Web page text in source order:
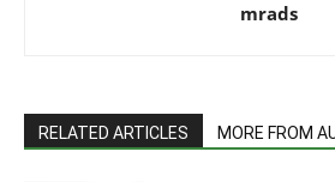
mrads
RELATED ARTICLES MORE FROM